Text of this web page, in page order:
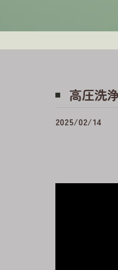
高圧洗
2025/02/14